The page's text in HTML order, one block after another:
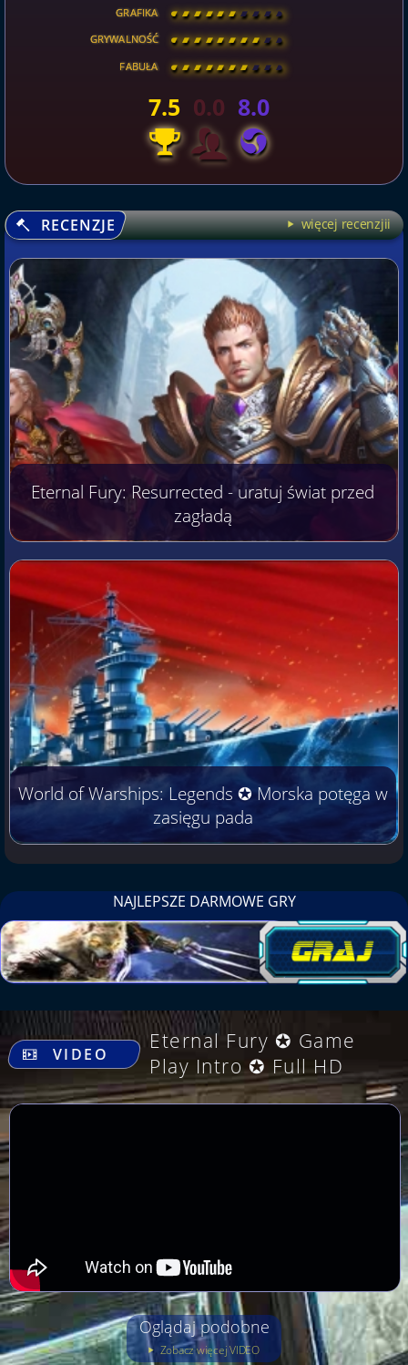
GRAFIKA [ \ \ \ \ \ \ \ \ ]
GRYWALNOŚĆ [ \ \ \ \ \ \ \ \ ]
FABUŁA [ \ \ \ \ \ \ \ \ ]
7.5 0.0 8.0
RECENZJE więcej recenzjii
Eternal Fury: Resurrected - uratuj świat przed
zagładą
World of Warships: Legends ✪ Morska potęga w
zasięgu pada
NAJLEPSZE DARMOWE GRY
.
VIDEO
Eternal Fury ✪ Game
Play Intro ✪ Full HD
Oglądaj podobne
Zobacz więcej VIDEO